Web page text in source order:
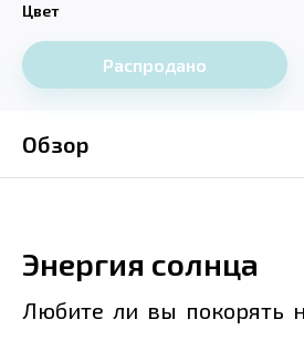
Цвет
Распродано
Обзор
Энергия солнца
Любите ли вы покорять